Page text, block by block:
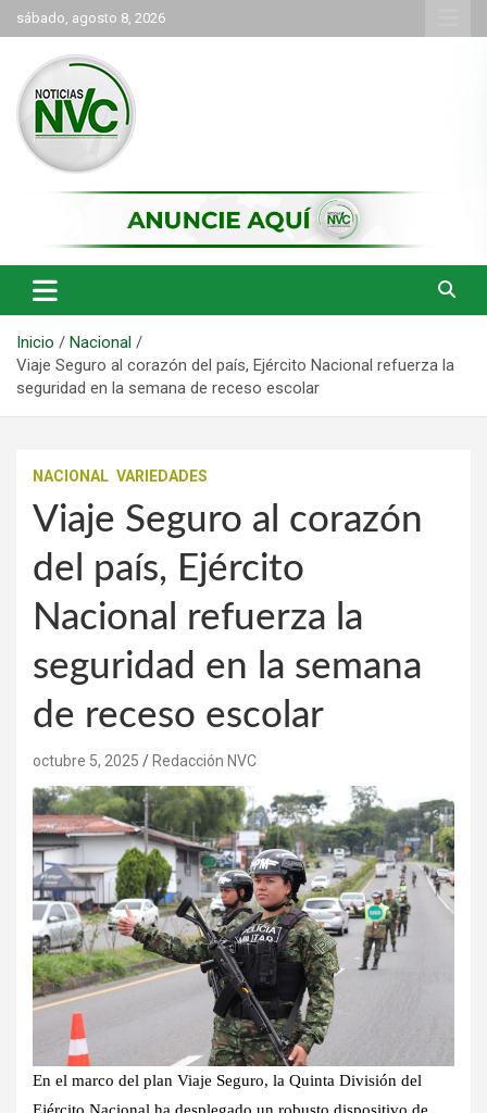
Saltar
al
contenido
sábado, agosto 8, 2026
NVC Noticias
Inicio
Nacional
Viaje Seguro al corazón del país, Ejército Nacional refuerza la
seguridad en la semana de receso escolar
NACIONAL VARIEDADES
Viaje Seguro al corazón
del país, Ejército
Nacional refuerza la
seguridad en la semana
de receso escolar
octubre 5, 2025 Redacción NVC
En el marco del plan Viaje Seguro, la Quinta División del